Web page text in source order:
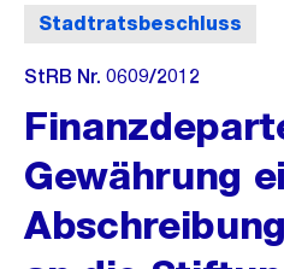
Stadtratsbeschluss
StRB Nr. 0609/2012
Gewährung